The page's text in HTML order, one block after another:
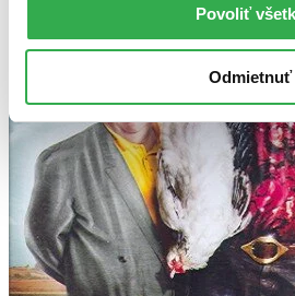
Povoliť
Odmietnuť